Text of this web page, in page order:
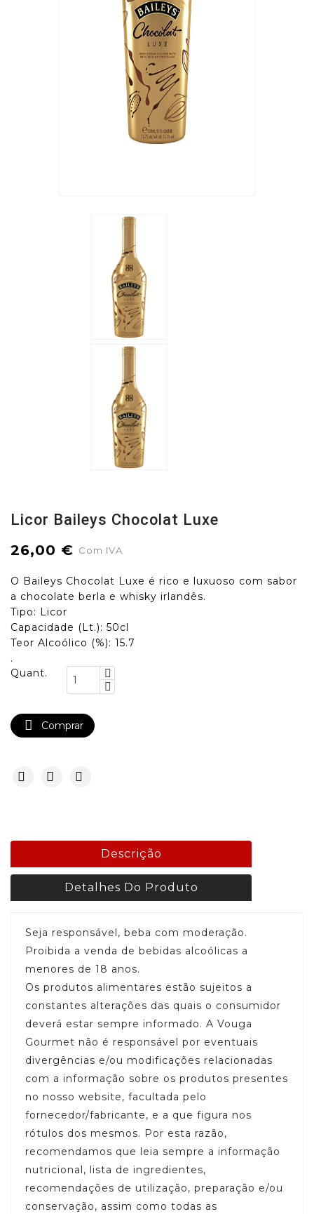
Licor Baileys Chocolat Luxe
26,00 € Com IVA
O Baileys Chocolat Luxe é rico e luxuoso com sabor
a chocolate berla e whisky irlandês.
Tipo: Licor
Capacidade (Lt.): 50cl
Teor Alcoólico (%): 15.7
.
Quant.
 Comprar
Descrição
Detalhes Do Produto
Seja responsável, beba com moderação.
Proibida a venda de bebidas alcoólicas a
menores de 18 anos.
Os produtos alimentares estão sujeitos a
constantes alterações das quais o consumidor
deverá estar sempre informado. A Vouga
Gourmet não é responsável por eventuais
divergências e/ou modificações relacionadas
com a informação sobre os produtos presentes
no nosso website, facultada pelo
fornecedor/fabricante, e a que figura nos
rótulos dos mesmos. Por esta razão,
recomendamos que leia sempre a informação
nutricional, lista de ingredientes,
recomendações de utilização, preparação e/ou
conservação, assim como todas as